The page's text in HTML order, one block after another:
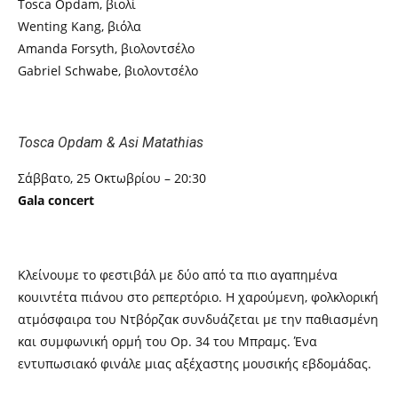
Tosca Opdam, βιολί
Wenting Kang, βιόλα
Amanda Forsyth, βιολοντσέλο
Gabriel Schwabe, βιολοντσέλο
Tosca Opdam & Asi Matathias
Σάββατο, 25 Οκτωβρίου – 20:30
Gala concert
Κλείνουμε το φεστιβάλ με δύο από τα πιο αγαπημένα
κουιντέτα πιάνου στο ρεπερτόριο. Η χαρούμενη, φολκλορική
ατμόσφαιρα του Ντβόρζακ συνδυάζεται με την παθιασμένη
και συμφωνική ορμή του Op. 34 του Μπραμς. Ένα
εντυπωσιακό φινάλε μιας αξέχαστης μουσικής εβδομάδας.